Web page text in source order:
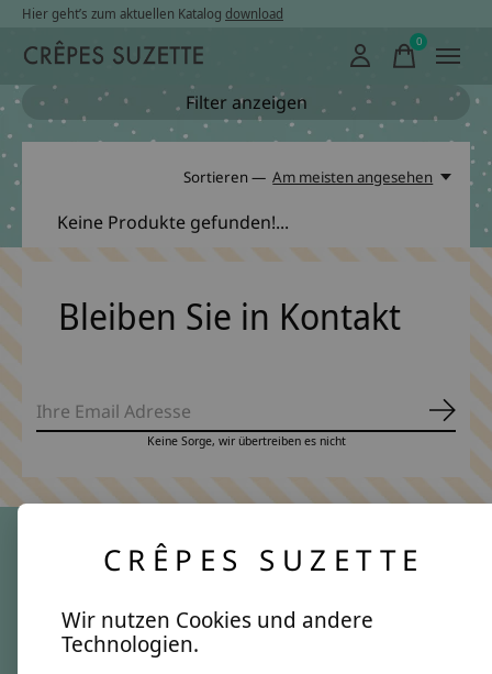
Hier geht’s zum aktuellen Katalog download
0items
Filter anzeigen
Sortieren — Am meisten angesehen
Keine Produkte gefunden!...
Bleiben Sie in Kontakt
Keine Sorge, wir übertreiben es nicht
Über uns
Unsere Creppies
CRÊPES SUZETTE
Wir nutzen Cookies und andere
Technologien.